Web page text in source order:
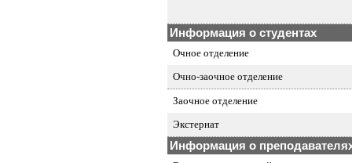
Информация о студентах
Очное отделение
Очно-заочное отделение
Заочное отделение
Экстернат
Информация о